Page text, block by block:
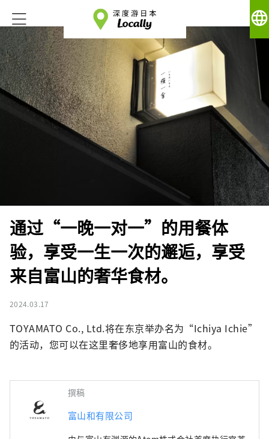
language
通过“一晚一对一”的用餐体
验，享受一生一次的邂逅，享受
来自富山的奢华食材。
2024.03.17
TOYAMATO Co., Ltd.将在东京举办名为“Ichiya Ichie”
的活动，您可以在这里奢侈地享用富山的食材。
撰稿
富山和有限公司